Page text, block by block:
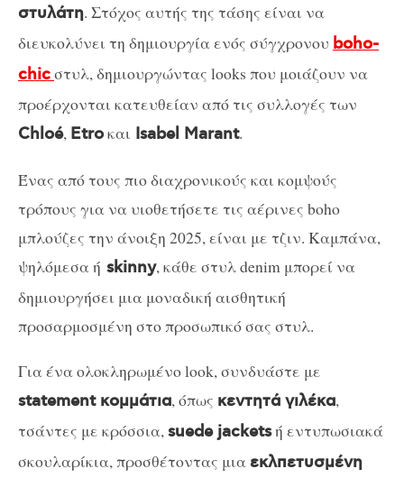
στυλάτη. Στόχος αυτής της τάσης είναι να
διευκολύνει τη δημιουργία ενός σύγχρονου boho-
chicστυλ, δημιουργώντας looks που μοιάζουν να
προέρχονται κατευθείαν από τις συλλογές των
Chloé, Etroκαι Isabel Marant.
Ένας από τους πιο διαχρονικούς και κομψούς
τρόπους για να υιοθετήσετε τις αέρινες boho
μπλούζες την άνοιξη 2025, είναι με τζιν. Καμπάνα,
ψηλόμεσα ή skinny, κάθε στυλ denim μπορεί να
δημιουργήσει μια μοναδική αισθητική
προσαρμοσμένη στο προσωπικό σας στυλ.
Για ένα ολοκληρωμένο look, συνδυάστε με
statement κομμάτια, όπως κεντητά γιλέκα,
τσάντες με κρόσσια, suede jacketsή εντυπωσιακά
σκουλαρίκια, προσθέτοντας μια εκλπετυσμένη